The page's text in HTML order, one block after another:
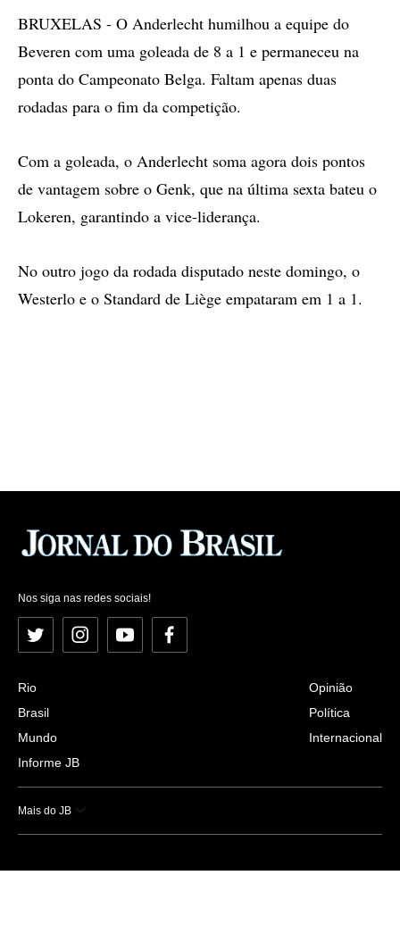
BRUXELAS - O Anderlecht humilhou a equipe do
Beveren com uma goleada de 8 a 1 e permaneceu na
ponta do Campeonato Belga. Faltam apenas duas
rodadas para o fim da competição.
Com a goleada, o Anderlecht soma agora dois pontos
de vantagem sobre o Genk, que na última sexta bateu o
Lokeren, garantindo a vice-liderança.
No outro jogo da rodada disputado neste domingo, o
Westerlo e o Standard de Liège empataram em 1 a 1.
Nos siga nas redes sociais!
Twitter InstagramYouTubeFacebook
Rio
Brasil
Mundo
Informe JB
Opinião
Política
Internacional
Mais do JB
Esportes